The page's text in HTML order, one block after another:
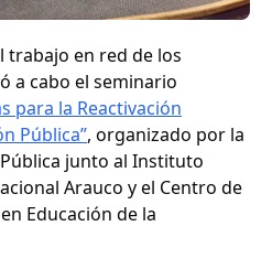
trabajo en red de los
a cabo el seminario
para la Reactivación
Pública”, organizado por la
junto al Instituto
Arauco y el Centro de
Educación de la